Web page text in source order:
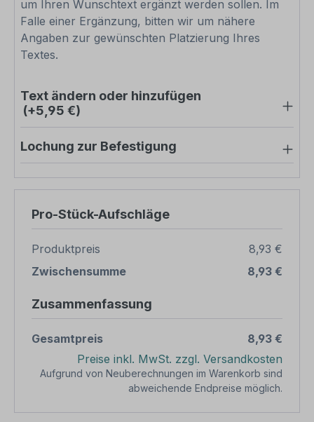
um Ihren Wunschtext ergänzt werden sollen. Im
Falle einer Ergänzung, bitten wir um nähere
Angaben zur gewünschten Platzierung Ihres
Textes.
Text ändern oder hinzufügen
(+5,95 €)
Lochung zur Befestigung
Pro-Stück-Aufschläge
Produktpreis
8,93 €
Zwischensumme
8,93 €
Zusammenfassung
Gesamtpreis
8,93 €
Preise inkl. MwSt. zzgl. Versandkosten
Aufgrund von Neuberechnungen im Warenkorb sind
abweichende Endpreise möglich.